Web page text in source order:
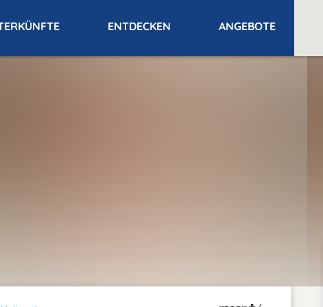
ENTDECKEN ANGEBOTE